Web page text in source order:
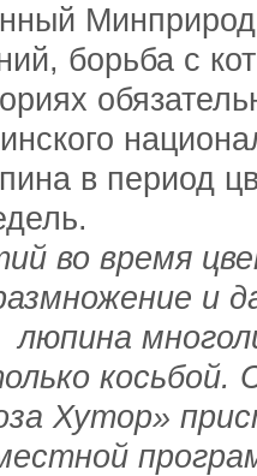
борьба с
в период
во время
и
люпина
косьбой.
Хутор»